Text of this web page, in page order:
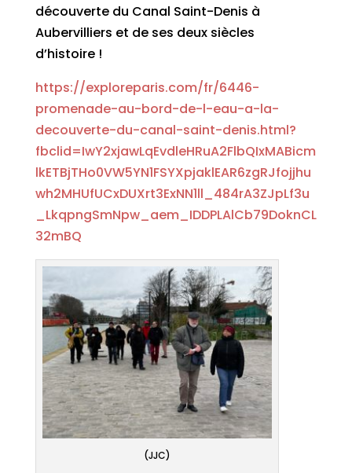
découverte du Canal Saint-Denis à
Aubervilliers et de ses deux siècles
d’histoire !
https://exploreparis.com/fr/6446-
promenade-au-bord-de-l-eau-a-la-
decouverte-du-canal-saint-denis.html?
fbclid=IwY2xjawLqEvdleHRuA2FlbQIxMABicm
lkETBjTHo0VW5YN1FSYXpjaklEAR6zgRJfojjhu
wh2MHUfUCxDUXrt3ExNN1ll_484rA3ZJpLf3u
_LkqpngSmNpw_aem_IDDPLAlCb79DoknCL
32mBQ
(JJC)